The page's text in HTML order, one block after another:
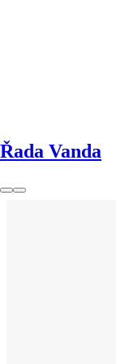
Řada Vanda